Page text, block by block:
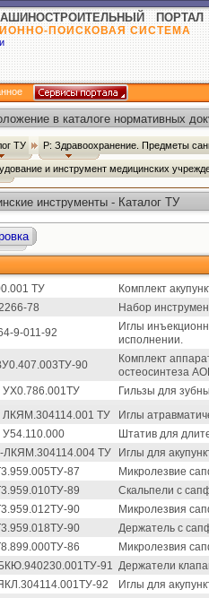
ПОРТАЛ
ПОИСКОВАЯ СИСТЕМА
в каталоге нормативных
ТУ Р: Здравоохранение. Предметы
и инструмент медицинских
инструменты - Каталог ТУ
ТУ
Комплект
78
Набор
9-011-92
Иглы
исполнении.
90
Комплект
остеосинтеза
УХ0.786.001ТУ
Гильзы для
ЛКЯМ.304114.001 ТУ
Иглы
У54.110.000
Штатив для
ЛКЯМ.304114.004 ТУ
Иглы для
87
Микролезвие
89
Скальпели с
90
Микролезвия
90
Держатель с
86
Микролезвия
91 Держатели
92
Иглы для